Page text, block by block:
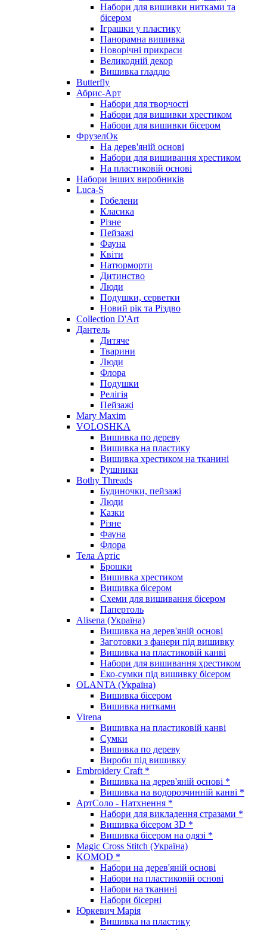
Набори для вишивки нитками та
бісером
Іграшки у пластику
Панорамна вишивка
Новорічні прикраси
Великодній декор
Вишивка гладдю
Butterfly
Абрис-Арт
Набори для творчості
Набори для вишивки хрестиком
Набори для вишивки бісером
ФрузелОк
На дерев'яній основі
Набори для вишивання хрестиком
На пластиковій основі
Набори інших виробників
Luca-S
Гобелени
Класика
Різне
Пейзажі
Фауна
Квіти
Натюрморти
Дитинство
Люди
Подушки, серветки
Новий рік та Різдво
Collection D'Art
Дантель
Дитяче
Тварини
Люди
Флора
Подушки
Релігія
Пейзажі
Mary Maxim
VOLOSHKA
Вишивка по дереву
Вишивка на пластику
Вишивка хрестиком на тканині
Рушники
Bothy Threads
Будиночки, пейзажі
Люди
Казки
Різне
Фауна
Флора
Тела Артіс
Брошки
Вишивка хрестиком
Вишивка бісером
Схеми для вишивання бісером
Папертоль
Alisena (Україна)
Вишивка на дерев'яній основі
Заготовки з фанери під вишивку
Вишивка на пластиковій канві
Набори для вишивання хрестиком
Еко-сумки під вишивку бісером
OLANTA (Україна)
Вишивка бісером
Вишивка нитками
Virena
Вишивка на пластиковій канві
Сумки
Вишивка по дереву
Вироби під вишивку
Embroidery Craft *
Вишивка на дерев'яній основі *
Вишивка на водорозчинній канві *
АртСоло - Натхнення *
Набори для викладення стразами *
Вишивка бісером 3D *
Вишивка бісером на одязі *
Magic Cross Stitch (Україна)
KOMOD *
Набори на дерев'яній основі
Набори на пластиковій основі
Набори на тканині
Набори бісерні
Юркевич Марія
Вишивка на пластику